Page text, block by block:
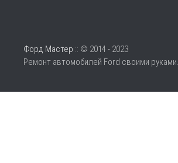
Форд Мастер :: © 2014 - 2023
Ремонт автомобилей Ford своими руками.